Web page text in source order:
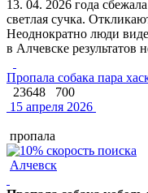
13. 04. 2026 года
светлая сучка.
Неоднократно люди
в Алчевске результатов
Пропала собака пара
23648
700
15 апреля 2026
пропала
Алчевск